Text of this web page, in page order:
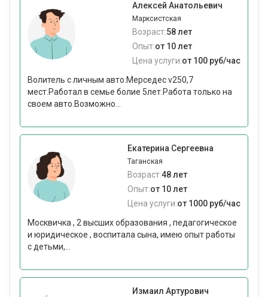
Алексей Анатольевич
Марксистская
Возраст:58 лет
Опыт:от 10 лет
Цена услуги:от 100 руб/час
Волитель с личным авто.Мерседес v250,7
мест.Работал в семье болие 5лет.Работа только на
своем авто.Возможно...
Екатерина Сергеевна
Таганская
Возраст:48 лет
Опыт:от 10 лет
Цена услуги:от 1000 руб/час
Москвичка , 2 высших образования , педагогическое
и юридическое , воспитала сына, имею опыт работы
с детьми,...
Измаил Артурович